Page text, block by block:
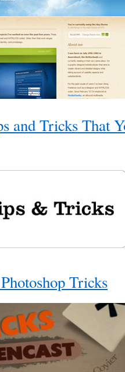
and Tricks That
Tricks